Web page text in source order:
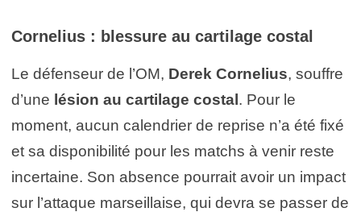
Cornelius : blessure au cartilage costal
Le défenseur de l’OM, Derek Cornelius, souffre
d’une lésion au cartilage costal . Pour le
moment, aucun calendrier de reprise n’a été fixé
et sa disponibilité pour les matchs à venir reste
incertaine. Son absence pourrait avoir un impact
sur l’attaque marseillaise, qui devra se passer de